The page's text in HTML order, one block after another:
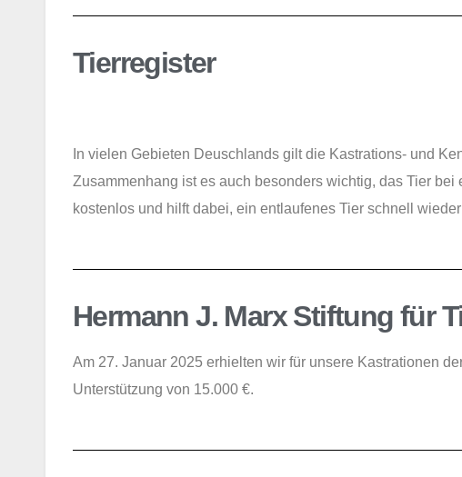
Tierregister
In vielen Gebieten Deuschlands gilt die Kastrations- und
Zusammenhang ist es auch besonders wichtig, das Tier
kostenlos und hilft dabei, ein entlaufenes Tier schnell
Hermann J. Marx Stiftung für
Am 27. Januar 2025 erhielten wir für unsere Kastrationen
Unterstützung von 15.000 €.